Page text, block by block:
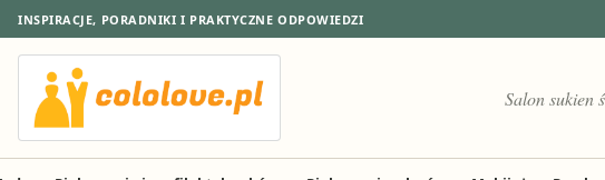
INSPIRACJE, PORADNIKI I PRAKTYCZNE ODPOWIEDZI
Salon sukien